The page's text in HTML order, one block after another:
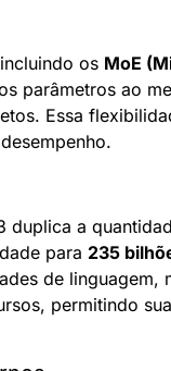
os MoE
parâmetros ao
Essa
duplica a
para 235
de linguagem,
permitindo sua